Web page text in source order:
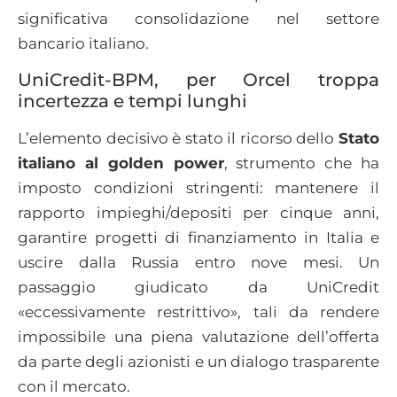
significativa consolidazione nel settore
bancario italiano.
UniCredit-BPM, per Orcel troppa
incertezza e tempi lunghi
L’elemento decisivo è stato il ricorso dello Stato
italiano al golden power, strumento che ha
imposto condizioni stringenti: mantenere il
rapporto impieghi/depositi per cinque anni,
garantire progetti di finanziamento in Italia e
uscire dalla Russia entro nove mesi. Un
passaggio giudicato da UniCredit
«eccessivamente restrittivo», tali da rendere
impossibile una piena valutazione dell’offerta
da parte degli azionisti e un dialogo trasparente
con il mercato.